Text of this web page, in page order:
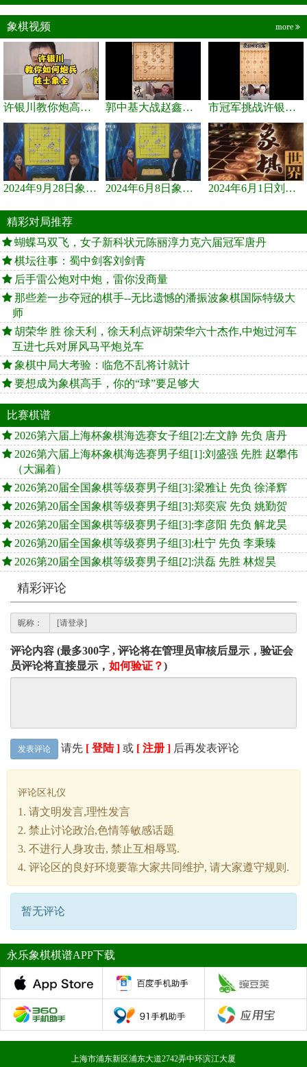
象棋视频 more
许银川教你炮高兵士象全如何赢士象全，简单四步即可 郭中基大战赵鑫鑫，许银川激情讲解 市冠军挑战许银川，急进中兵变化真激烈！
2024年9月28日象棋世界栏目，刘君、蒋川讲解了第九届杨官璘杯象棋... 2024年6月8日象棋世界，刘君、蒋川讲解了第九届杨官璘杯全国象棋... 2024年6月1日刘君、蒋川讲解第三届上海杯象棋大师赛谢靖与李少庚...
精彩对局推荐
蝴蝶马双飞，女子新科状元陈丽淳力克六届冠军唐丹
棋坛往事：蜀中剑客刘剑青
后手雷公炮对中炮，雷你没商量
那些差一步夺冠的棋手--无比遗憾的潘振波象棋国际特级大
师
胡荣华 胜 徐天利，徐天利点评胡荣华六十杰作,中炮过河车
互进七兵对屏风马平炮兑车
象棋中局大考验：临危不乱将计就计
要想成为象棋高手，你的“球”要足够大
比赛棋谱
2026第六届上海杯象棋海选赛女子组[2]:左文静 先负 唐丹
2026第六届上海杯象棋海选赛男子组[1]:刘盛强 先胜 赵攀伟
（大漏着）
2026第20届全国象棋等级赛男子组[3]:梁雅让 先负 徐泽辉
2026第20届全国象棋等级赛男子组[3]:郑奕宸 先负 姚勤贺
2026第20届全国象棋等级赛男子组[3]:李彦阳 先负 解龙昊
2026第20届全国象棋等级赛男子组[3]:杜宁 先负 李秉臻
2026第20届全国象棋等级赛男子组[2]:洪磊 先胜 林煜昊
精彩评论
昵称：
评论内容 (最多300字 , 评论将在管理员审核后显示，验证会
员评论将直接显示， 如何验证？)
发表评论 请先 [ 登陆 ] 或 [ 注册 ] 后再发表评论
评论区礼仪
1. 请文明发言,理性发言
2. 禁止讨论政治,色情等敏感话题
3. 不进行人身攻击, 禁止互相辱骂.
4. 评论区的良好环境要靠大家共同维护, 请大家遵守规则.
暂无评论
永乐象棋棋谱APP下载
上海市浦东新区浦东大道2742弄中环滨江大厦